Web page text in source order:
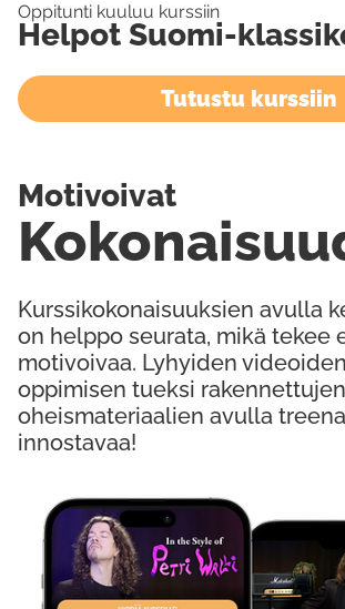
Oppitunti kuuluu kurssiin
Helpot Suomi-
Tutustu kurssiin
Kurssikokonaisuuksien avulla
on helppo seurata, mikä tekee
motivoivaa. Lyhyiden
oppimisen tueksi rakennettujen
oheismateriaalien avulla
innostavaa!
Motivoivat